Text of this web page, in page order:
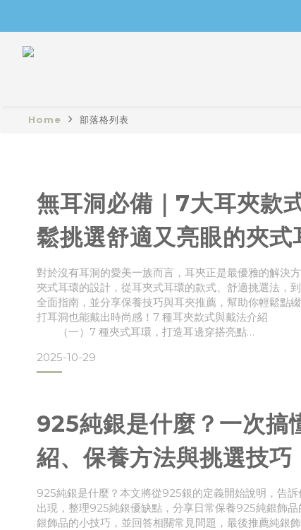
Home 部落格列表
無耳洞必備｜7大耳夾款
鬆挑選舒適又亮眼的夾式
對於沒有耳洞的愛美一族而言，耳夾正是最優雅的解決
夾式耳環的設計，從耳夾式耳環的款式、舒適挑選法，
全面指南，並分享保養技巧與耳夾推薦，幫助你輕鬆點
打耳洞也能戴出時尚感！7 種耳夾款式與戴法介紹
（一）7 種夾式耳環，打造耳邊穿搭亮點
夾好呢？如何抉擇自己要不要打耳洞？
（一）耳環 vs. 耳夾：優缺點比較
2025-10-29
925純銀是什麼？一次搞
紹、保養方法與挑選技巧
925純銀是什麼？本文將從925銀的定義開始說明，告
出現，整理925純銀優缺點，分享日常保養925純銀飾
銀飾品的小技巧，並回答相關常見問題，最後推薦純銀